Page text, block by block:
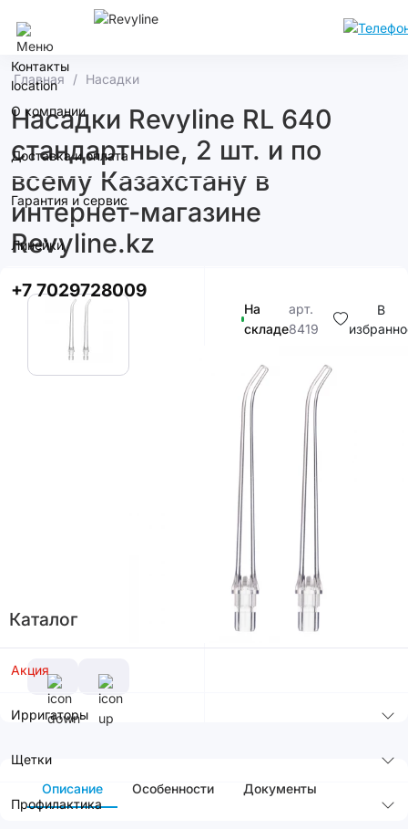
Контакты
О компании
Доставка и оплата
Гарантия и сервис
Линейки
+7 7029728009
Каталог
Акция
Ирригаторы
Щетки
Профилактика
Главная Насадки
Насадки Revyline RL 640
стандартные, 2 шт. и по
всему Казахстану в
интернет-магазине
Revyline.kz
На
складе
арт.
8419
В
7 400T
В корзину
Описание Особенности Документы